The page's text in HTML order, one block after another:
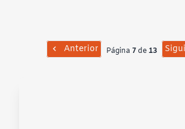
Anterior Página 7de13
Fondo claro